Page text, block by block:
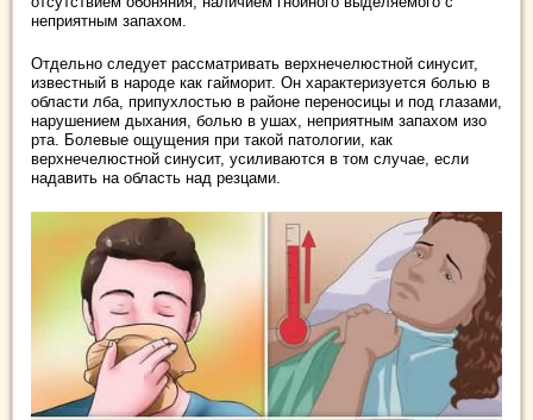
неприятным запахом.
Отдельно следует рассматривать верхнечелюстной синусит,
известный в народе как гайморит. Он характеризуется болью в
области лба, припухлостью в районе переносицы и под глазами,
нарушением дыхания, болью в ушах, неприятным запахом изо
рта. Болевые ощущения при такой патологии, как
верхнечелюстной синусит, усиливаются в том случае, если
надавить на область над резцами.